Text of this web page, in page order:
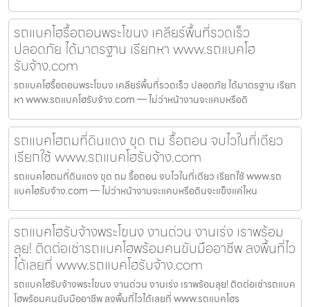
รถแบคโฮรื้อถอนพระโขนง เคลียร์พื้นที่รวดเร็ว
ปลอดภัย ได้มาตรฐาน เรียกหา www.รถแบคโฮ
รับจ้าง.com
รถแบคโฮรื้อถอนพระโขนง เคลียร์พื้นที่รวดเร็ว ปลอดภัย ได้มาตรฐาน เรียก
หา www.รถแบคโฮรับจ้าง.com — ไม่ว่าหน้างานจะแคบหรือดิ
รถแบคโฮถมที่ดินแดง ขุด ถม รื้อถอน จบไวในที่เดียว
เรียกใช้ www.รถแบคโฮรับจ้าง.com
รถแบคโฮถมที่ดินแดง ขุด ถม รื้อถอน จบไวในที่เดียว เรียกใช้ www.รถ
แบคโฮรับจ้าง.com — ไม่ว่าหน้างานจะแคบหรือดินจะแข็งแค่ไหน
รถแบคโฮรับจ้างพระโขนง งานด่วน งานเร่ง เราพร้อม
ลุย! ติดต่อเช่ารถแบคโฮพร้อมคนขับมืออาชีพ ลงพื้นที่ไว
ได้เลยที่ www.รถแบคโฮรับจ้าง.com
รถแบคโฮรับจ้างพระโขนง งานด่วน งานเร่ง เราพร้อมลุย! ติดต่อเช่ารถแบค
โฮพร้อมคนขับมืออาชีพ ลงพื้นที่ไวได้เลยที่ www.รถแบคโฮร